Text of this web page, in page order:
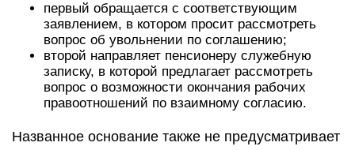
первый обращается с соответствующим
заявлением, в котором просит рассмотреть
вопрос об увольнении по соглашению;
второй направляет пенсионеру служебную
записку, в которой предлагает рассмотреть
вопрос о возможности окончания рабочих
правоотношений по взаимному согласию.
Названное основание также не предусматривает